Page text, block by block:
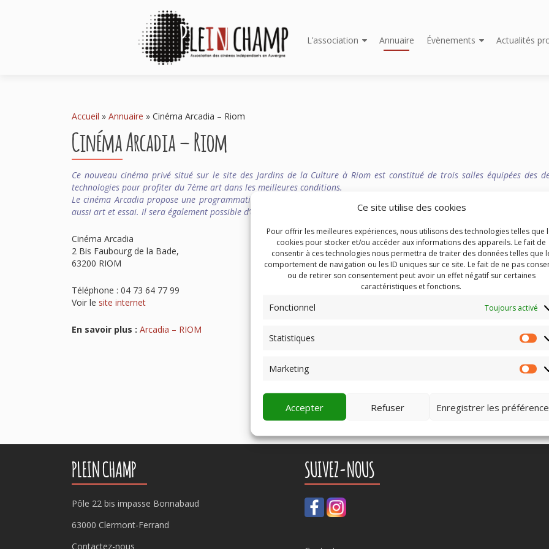
Ce site utilise des cookies
Pour offrir les meilleures expériences, nous utilisons des technologies telles que
cookies pour stocker et/ou accéder aux informations des appareils. Le fait de
consentir à ces technologies nous permettra de traiter des données telles que
comportement de navigation ou les ID uniques sur ce site. Le fait de ne pas
ou de retirer son consentement peut avoir un effet négatif sur certaines
caractéristiques et fonctions.
Fonctionnel Toujours activé
Statistiques
Marketing
Accepter Refuser Enregistrer les
au
L’association Annuaire Évènements Actualités
Accueil » Annuaire » Cinéma Arcadia – Riom
Cinéma Arcadia – Riom
Ce nouveau cinéma privé situé sur le site des Jardins de la Culture à Riom est constitué de trois salles équipées des
technologies pour profiter du 7ème art dans les meilleures conditions.
Le cinéma Arcadia propose une programmation variée et pour tous les goûts avec des films grand public, pour les
aussi art et essai. Il sera également possible d’assister à des diffusions en direct de ballets, d’opéra et de théâtre.
Cinéma Arcadia
2 Bis Faubourg de la Bade,
63200 RIOM
Téléphone : 04 73 64 77 99
Voir le site internet
En savoir plus : Arcadia – RIOM
PLEIN CHAMP
Pôle 22 bis impasse Bonnabaud
63000 Clermont-Ferrand
Contactez-nous
SUIVEZ-NOUS